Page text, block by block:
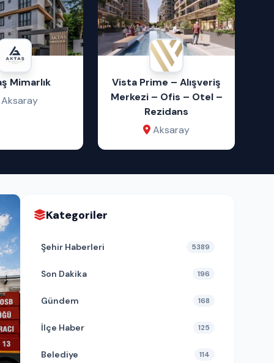
Mimarlık
Aksaray
Vista Prime – Alışveriş
Merkezi – Ofis – Otel –
Rezidans
Aksaray
Kategoriler
Şehir Haberleri 5389
Son Dakika 196
Gündem 168
İlçe Haber 125
Belediye 114